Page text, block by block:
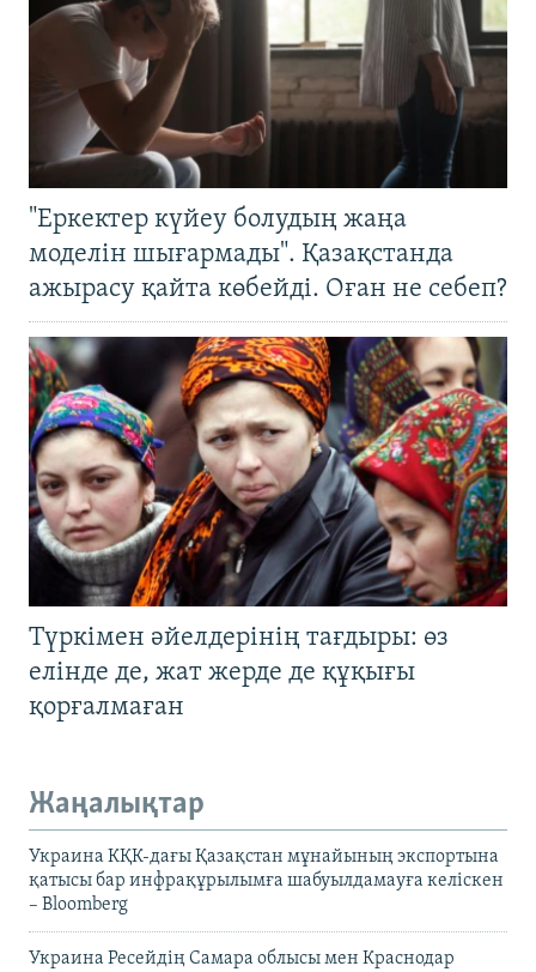
"Еркектер күйеу болудың жаңа
моделін шығармады". Қазақстанда
ажырасу қайта көбейді. Оған не себеп?
Түркімен әйелдерінің тағдыры: өз
елінде де, жат жерде де құқығы
қорғалмаған
Жаңалықтар
Украина КҚК-дағы Қазақстан мұнайының экспортына
қатысы бар инфрақұрылымға шабуылдамауға келіскен
– Bloomberg
Украина Ресейдің Самара облысы мен Краснодар